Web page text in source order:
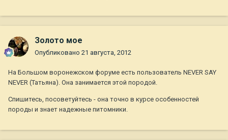
Золото мое
Опубликовано 21 августа, 2012
На Большом воронежском форуме есть пользователь NEVER SAY
NEVER (Татьяна). Она занимается этой породой.
Спишитесь, посоветуйтесь - она точно в курсе особенностей
породы и знает надежные питомники.